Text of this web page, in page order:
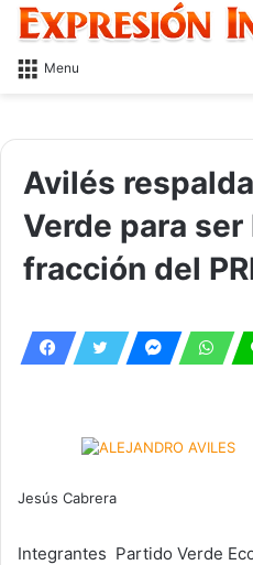
Menu
Avilés
Verde para
fracción del
Jesús Cabrera
Integrantes Partido Verde